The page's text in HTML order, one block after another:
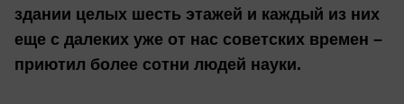
здании целых шесть этажей и каждый из них
еще с далеких уже от нас советских времен –
приютил более сотни людей науки.